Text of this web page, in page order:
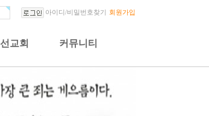
아이디/비밀번호찾기 회원가입
선교회 커뮤니티